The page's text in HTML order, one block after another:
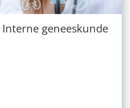
Interne geneeskunde